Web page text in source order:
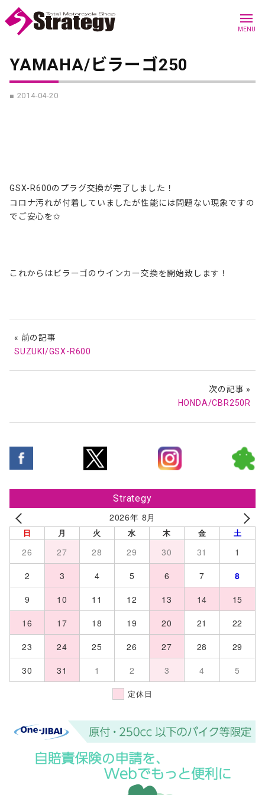
menu
MENU
Strategy
2026年 8月
日 月 火 水 木 金 土
26 27 28 29 30 31
1
2
3 4 5 6 7
8
9
10 11 12 13 14
15
16
17 18 19 20 21
22
23
24 25 26 27 28
29
30
31 1 2 3 4 5
定休日
YAMAHA/ビラーゴ250
■ 2014-04-20
GSX-R600のプラグ交換が完了しました！
コロナ汚れが付着していましたが性能には問題ない現象ですの
でご安心を✩
これからはビラーゴのウインカー交換を開始致します！
« 前の記事
SUZUKI/GSX-R600
次の記事 »
HONDA/CBR250R